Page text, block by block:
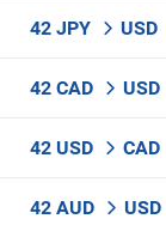
42 JPY USD
42 CAD USD
42 USD CAD
42 AUD USD